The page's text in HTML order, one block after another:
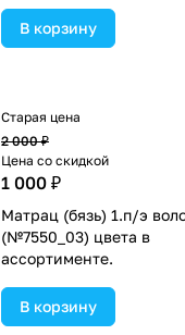
В корзину
Старая цена
2 000 ₽
Цена со скидкой
1 000 ₽
Матрац (бязь) 1.п/э
(№7550_03) цвета в
ассортименте.
В корзину